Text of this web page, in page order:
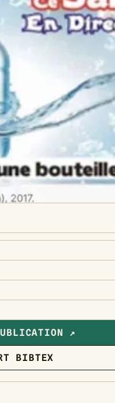
↗
BIBTEX